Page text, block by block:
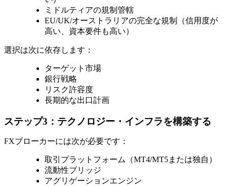
ミドルティアの規制管轄
EU/UK/オーストラリアの完全な規制（信用度が
高い、資本要件も高い）
選択は次に依存します：
ターゲット市場
銀行戦略
リスク許容度
長期的な出口計画
ステップ3：テクノロジー・インフラを構築する
FXブローカーには次が必要です：
取引プラットフォーム（MT4/MT5または独自）
流動性ブリッジ
アグリゲーションエンジン